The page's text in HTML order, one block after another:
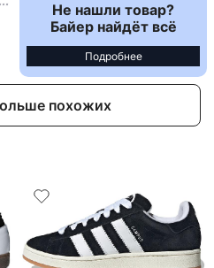
Не нашли товар?
Байер найдёт всё
Подробнее
похожих